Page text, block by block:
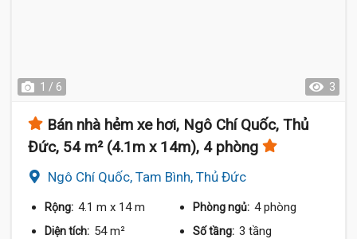
1 / 6 3
Bán nhà hẻm xe hơi, Ngô Chí Quốc, Thủ
Đức, 54 m² (4.1m x 14m), 4 phòng
Ngô Chí Quốc, Tam Bình, Thủ Đức
Rộng: 4.1 m x 14 m Phòng ngủ: 4 phòng
Diện tích: 54 m² Số tầng: 3 tầng